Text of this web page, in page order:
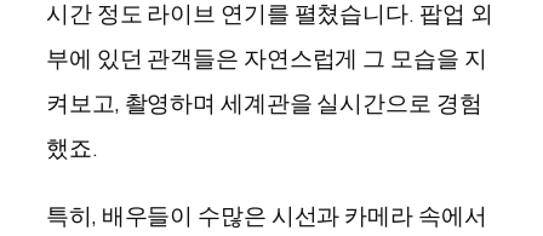
시간 정도 라이브 연기를 펼쳤습니다. 팝업 외
부에 있던 관객들은 자연스럽게 그 모습을 지
켜보고, 촬영하며 세계관을 실시간으로 경험
했죠.
특히, 배우들이 수많은 시선과 카메라 속에서